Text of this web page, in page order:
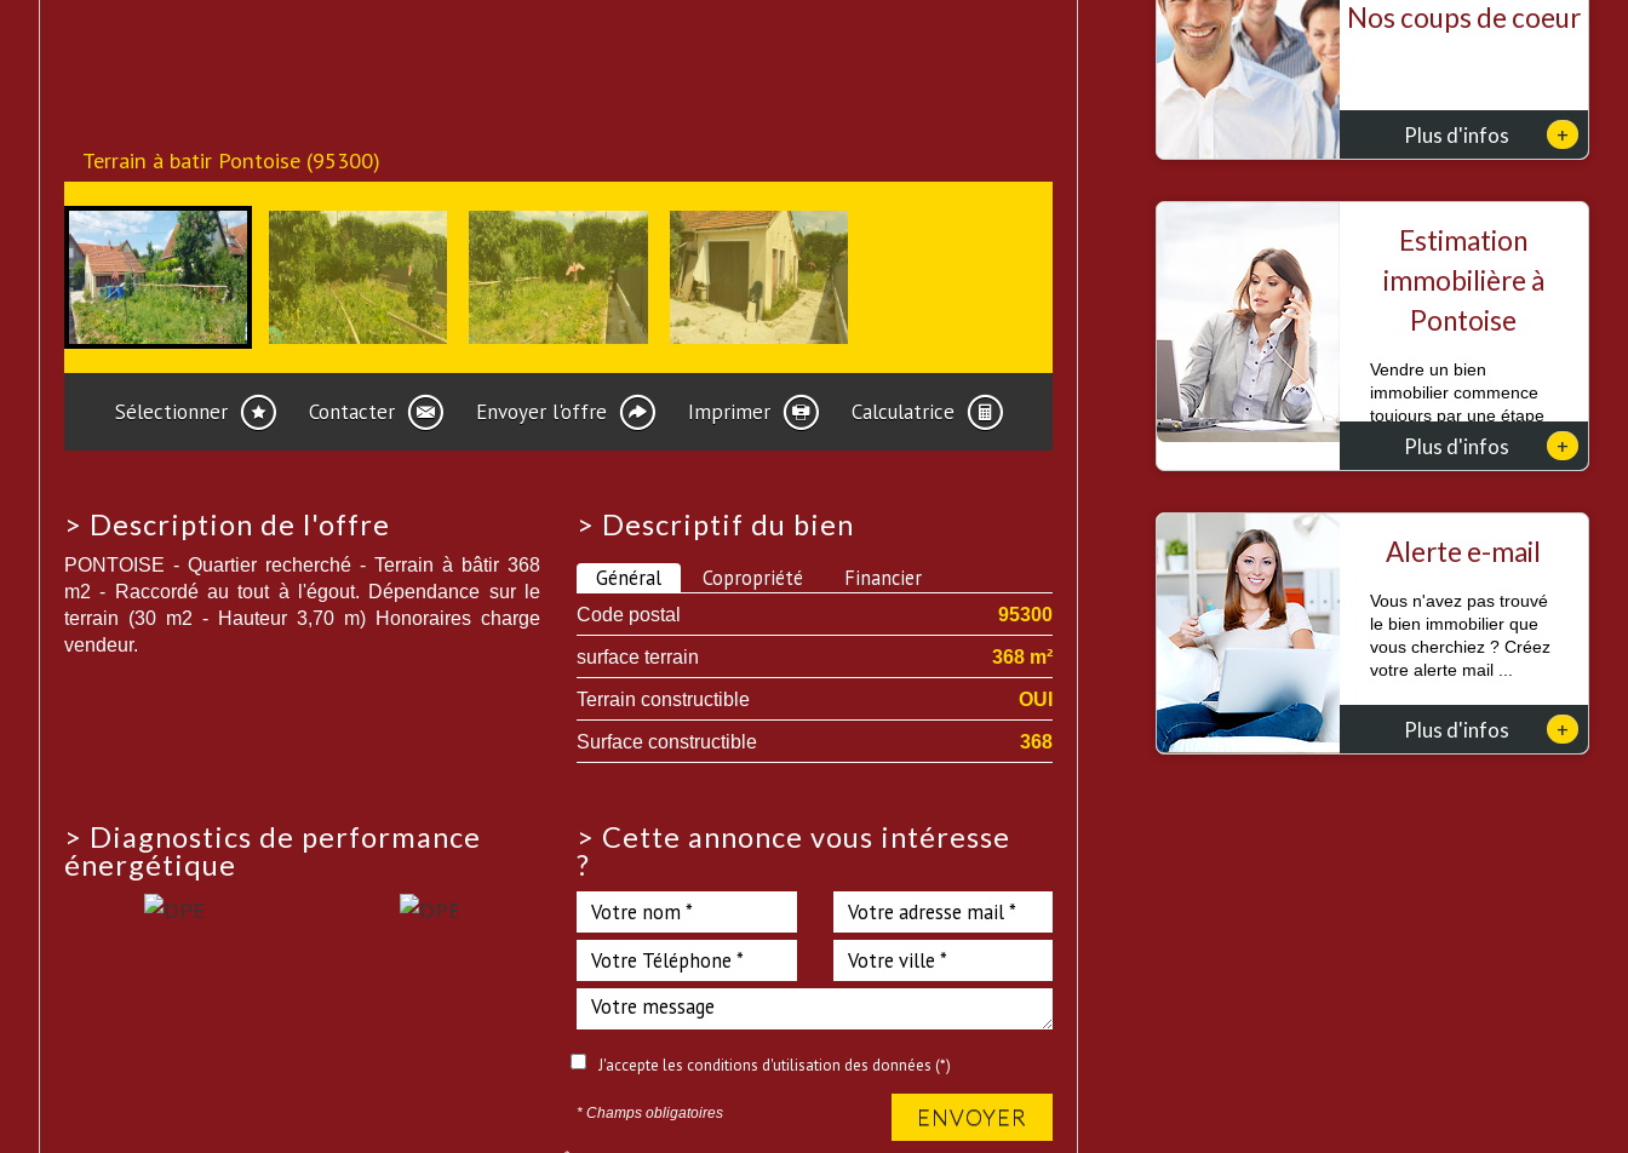
Terrain à batir Pontoise (95300)
Sélectionner Contacter Envoyer l'offre Imprimer Calculatrice
> Description de l'offre
PONTOISE - Quartier recherché - Terrain à bâtir 368
m2 - Raccordé au tout à l'égout. Dépendance sur le
terrain (30 m2 - Hauteur 3,70 m) Honoraires charge
vendeur.
> Descriptif du bien
Général Copropriété Financier
Code postal
95300
surface terrain
368 m²
Terrain constructible
OUI
Surface constructible
368
> Diagnostics de performance
énergétique
> Cette annonce vous intéresse
?
J'accepte les conditions d'utilisation des données (*)
* Champs obligatoires ENVOYER
Nos coups de coeur
Plus d'infos +
Estimation
immobilière à
Pontoise
Vendre un bien
immobilier commence
toujours par une étape
essentielle : conna...
Plus d'infos +
Alerte e-mail
Vous n'avez pas trouvé
le bien immobilier que
vous cherchiez ? Créez
votre alerte mail ...
Plus d'infos +